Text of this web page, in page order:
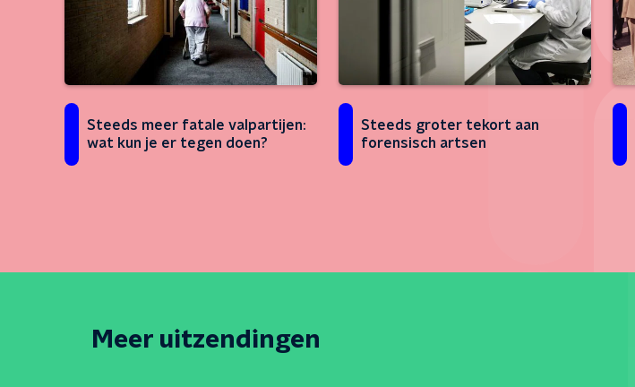
Steeds meer fatale valpartijen:
wat kun je er tegen doen?
Steeds groter tekort aan
forensisch artsen
Meer uitzendingen